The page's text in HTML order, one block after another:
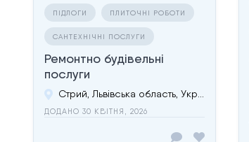
ПІДЛОГИ ПЛИТОЧНІ РОБОТИ
САНТЕХНІЧНІ ПОСЛУГИ
Ремонтно будівельні
послуги
ДОДАНО 30 КВІТНЯ, 2026